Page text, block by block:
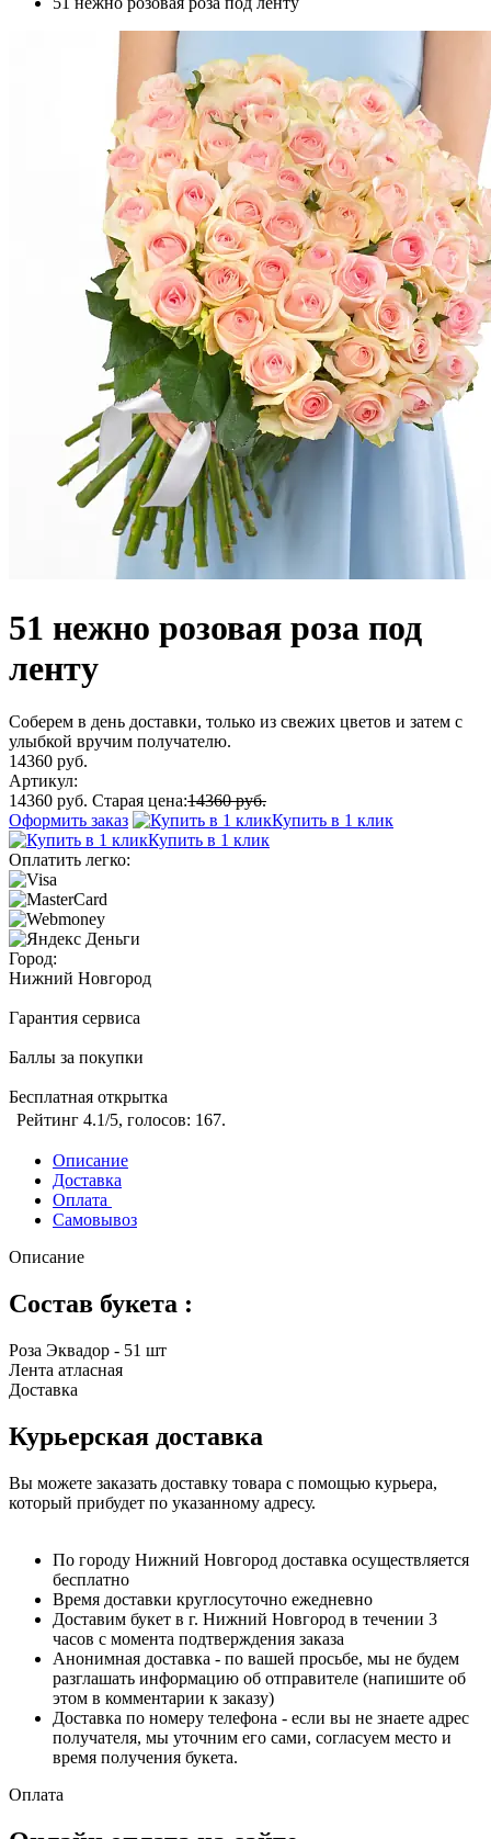
51 нежно розовая роза под
ленту
Соберем в день доставки, только из свежих цветов и затем с
улыбкой вручим получателю.
14360 руб.
Артикул:
14360 руб. Старая цена:14360 руб.
Оформить заказ
Купить в 1 клик
Купить в 1 клик
Оплатить легко:
Город:
Нижний Новгород
Гарантия сервиса
Баллы за покупки
Бесплатная открытка
Рейтинг 4.1/5, голосов: 167.
Описание
Доставка
Оплата
Самовывоз
Описание
Состав букета :
Роза Эквадор - 51 шт
Лента атласная
Доставка
Курьерская доставка
Вы можете заказать доставку товара с помощью курьера,
который прибудет по указанному адресу.
По городу Нижний Новгород доставка осуществляется
бесплатно
Время доставки круглосуточно ежедневно
Доставим букет в г. Нижний Новгород в течении 3
часов с момента подтверждения заказа
Анонимная доставка - по вашей просьбе, мы не будем
разглашать информацию об отправителе (напишите об
этом в комментарии к заказу)
Доставка по номеру телефона - если вы не знаете адрес
получателя, мы уточним его сами, согласуем место и
время получения букета.
Оплата